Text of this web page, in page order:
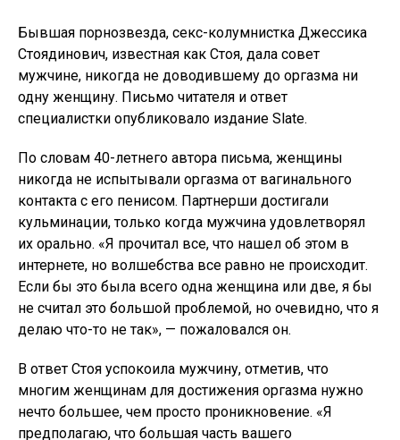
Бывшая порнозвезда, секс-колумнистка Джессика
Стоядинович, известная как Стоя, дала совет
мужчине, никогда не доводившему до оргазма ни
одну женщину. Письмо читателя и ответ
специалистки опубликовало издание Slate.
По словам 40-летнего автора письма, женщины
никогда не испытывали оргазма от вагинального
контакта с его пенисом. Партнерши достигали
кульминации, только когда мужчина удовлетворял
их орально. «Я прочитал все, что нашел об этом в
интернете, но волшебства все равно не происходит.
Если бы это была всего одна женщина или две, я бы
не считал это большой проблемой, но очевидно, что я
делаю что-то не так», — пожаловался он.
В ответ Стоя успокоила мужчину, отметив, что
многим женщинам для достижения оргазма нужно
нечто большее, чем просто проникновение. «Я
предполагаю, что большая часть вашего